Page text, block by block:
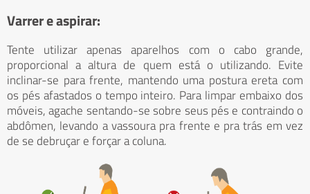
Varrer e aspirar:
Tente utilizar apenas aparelhos com o cabo grande,
proporcional a altura de quem está o utilizando. Evite
inclinar-se para frente, mantendo uma postura ereta com
os pés afastados o tempo inteiro. Para limpar embaixo dos
móveis, agache sentando-se sobre seus pés e contraindo o
abdômen, levando a vassoura pra frente e pra trás em vez
de se debruçar e forçar a coluna.